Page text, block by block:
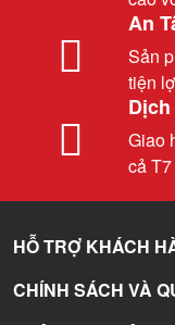
An
Sản
tiện
Giao
cả
HỖ TRỢ KHÁCH
CHÍNH SÁCH VÀ